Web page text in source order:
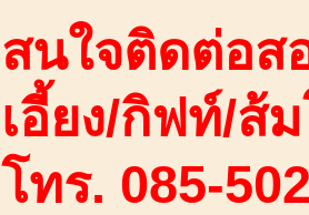
สนใจติดต่อส
เอี้ยง/กิฟท์/ส้
โทร. 085-